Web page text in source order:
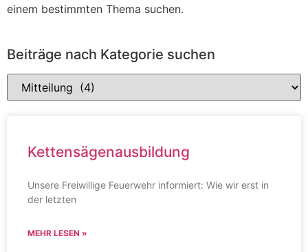
einem bestimmten Thema suchen.
Beiträge nach Kategorie suchen
Kettensägenausbildung
Unsere Freiwillige Feuerwehr informiert: Wie wir erst in
der letzten
MEHR LESEN »